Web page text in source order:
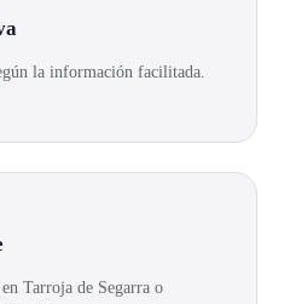
la información facilitada.
Tarroja de Segarra o